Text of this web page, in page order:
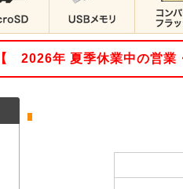
【 2026年 夏季休業中の営業